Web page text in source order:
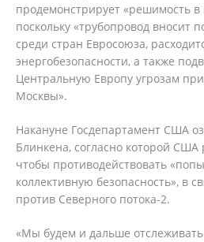
продемонстрирует «решимость
поскольку «трубопровод вносит
среди стран Евросоюза,
энергобезопасности, а также
Центральную Европу угрозам
Москвы».
Накануне Госдепартамент США
Блинкена, согласно которой США
чтобы противодействовать
коллективную безопасность», в
против Северного потока-2.
«Мы будем и дальше отслеживать